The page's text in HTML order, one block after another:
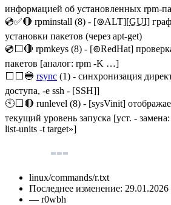
информацией об установленных rpm-
💿✅🔴 rpminstall (8) - [⊚ALT][GUI]
установки пакетов (через apt-get)
💿⬜🔴 rpmkeys (8) - [⊚RedHat]
пакетов [аналог: rpm -K …]
⬜⬜🔵 rsync (1) - синхронизация
доступа, -e ssh - [SSH]]
🕙⬜🔴 runlevel (8) - [sysVinit]
текущий уровень запуска [уст. -
list-units -t target»]
linux/commands/r.txt
Последнее изменение: 29.01.2026
— r0wbh